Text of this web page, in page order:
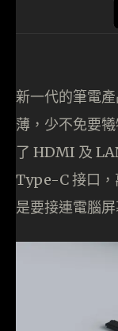
新一代的筆電
薄，少不免要
了 HDMI 及
Type-C 接口，
是要接連電腦